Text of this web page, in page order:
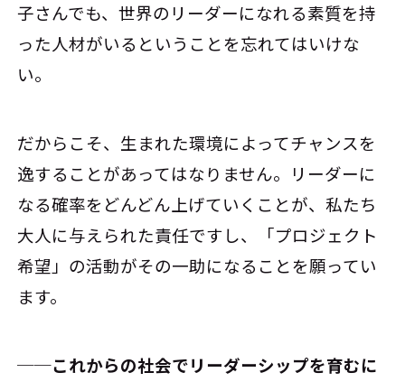
子さんでも、世界のリーダーになれる素質を持
った人材がいるということを忘れてはいけな
い。
だからこそ、生まれた環境によってチャンスを
逸することがあってはなりません。リーダーに
なる確率をどんどん上げていくことが、私たち
大人に与えられた責任ですし、「プロジェクト
希望」の活動がその一助になることを願ってい
ます。
──これからの社会でリーダーシップを育むに